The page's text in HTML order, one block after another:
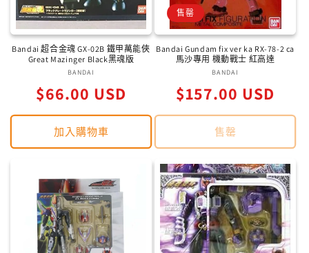
Bandai 超合金魂 GX-02B 鐵甲萬能俠
Great Mazinger Black黑魂版
廠
商：
BANDAI
定
價
$66.00 USD
加入購物車
售罄
Bandai Gundam fix ver ka RX-78-2 ca
馬沙專用 機動戰士 紅高達
廠
商：
BANDAI
定
價
$157.00 USD
售罄